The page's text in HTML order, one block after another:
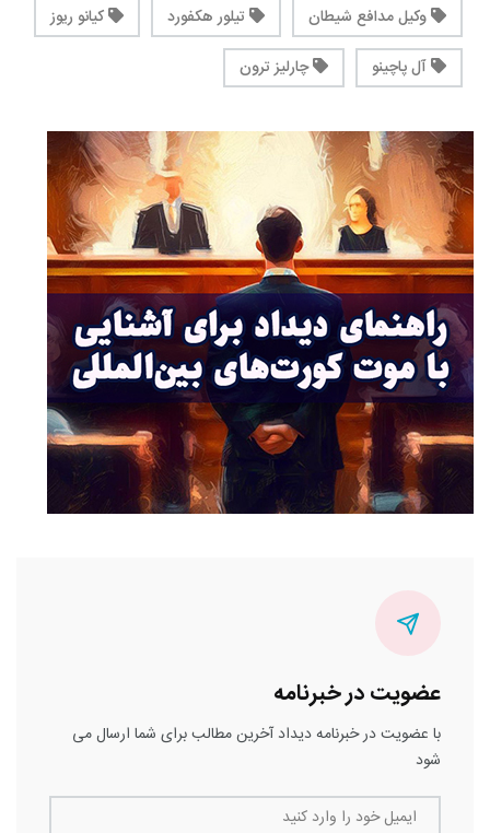
وکیل مدافع شیطان تیلور هکفورد
کیانو ریوز
آل پاچینو
چارلیز ترون
عضویت در خبرنامه
با عضویت در خبرنامه دیداد آخرین مطالب برای شما ارسال می
شود
ایمیل خود را وارد کنید